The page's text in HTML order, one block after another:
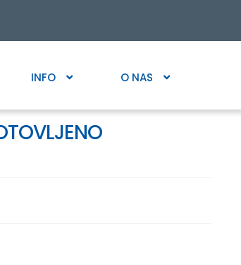
INFO O NAS